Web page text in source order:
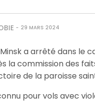
29 MARS 2024
a arrêté dans le
la commission des
de la paroisse
pour vols avec